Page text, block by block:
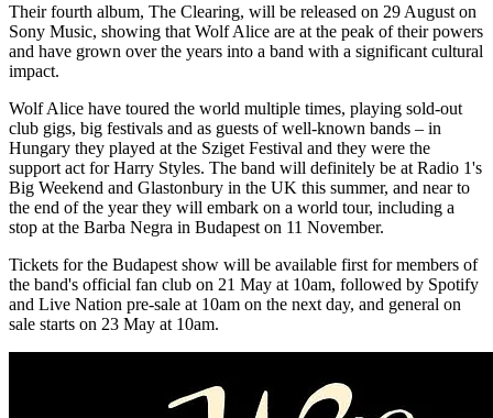
Their fourth album, The Clearing, will be released on 29 August on
Sony Music, showing that Wolf Alice are at the peak of their powers
and have grown over the years into a band with a significant cultural
impact.
Wolf Alice have toured the world multiple times, playing sold-out
club gigs, big festivals and as guests of well-known bands – in
Hungary they played at the Sziget Festival and they were the
support act for Harry Styles. The band will definitely be at Radio 1's
Big Weekend and Glastonbury in the UK this summer, and near to
the end of the year they will embark on a world tour, including a
stop at the Barba Negra in Budapest on 11 November.
Tickets for the Budapest show will be available first for members of
the band's official fan club on 21 May at 10am, followed by Spotify
and Live Nation pre-sale at 10am on the next day, and general on
sale starts on 23 May at 10am.